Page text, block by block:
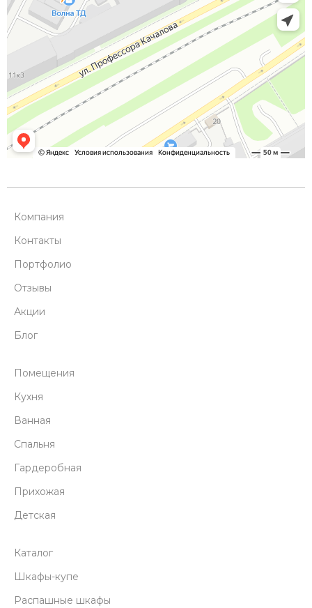
Компания
Контакты
Портфолио
Отзывы
Акции
Блог
Помещения
Кухня
Ванная
Спальня
Гардеробная
Прихожая
Детская
Каталог
Шкафы-купе
Распашные шкафы